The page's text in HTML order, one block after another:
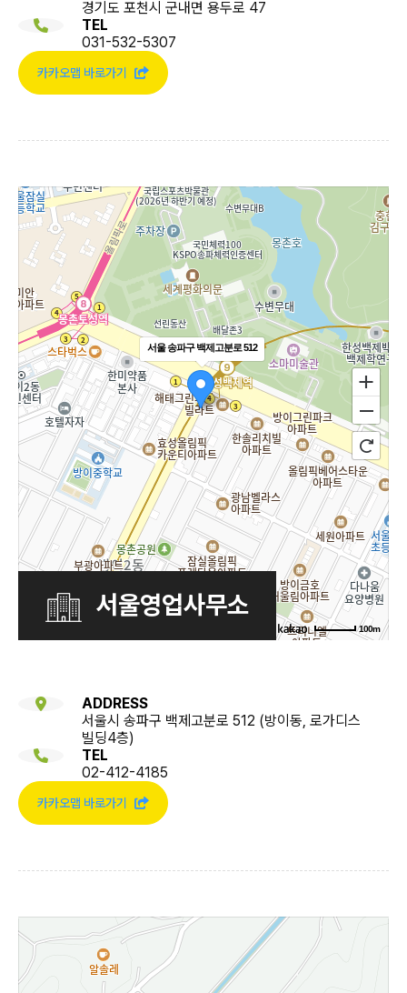
경기도 포천시 군내면 용두로 47
TEL
031-532-5307
카카오맵 바로가기
서울 송파구 백제고분로 512
100m
서울영업사무소
ADDRESS
서울시 송파구 백제고분로 512 (방이동, 로가디스
빌딩4층)
TEL
02-412-4185
카카오맵 바로가기